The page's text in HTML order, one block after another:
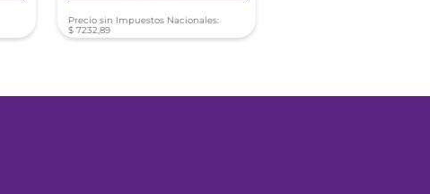
Precio sin Impuestos Nacionales:
$ 7232,89